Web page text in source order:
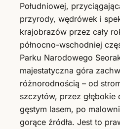
Południowej,
przyrody, wędrówek i
krajobrazów przez cały
północno-wschodniej
Parku Narodowego
majestatyczna góra
różnorodnością – od
szczytów, przez
gęstym lasem, po
gorące źródła. Jest to